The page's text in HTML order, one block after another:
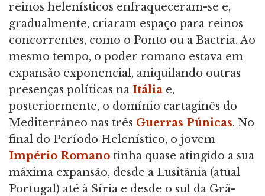
reinos helenísticos enfraqueceram-se e,
gradualmente, criaram espaço para reinos
concorrentes, como o Ponto ou a Bactria. Ao
mesmo tempo, o poder romano estava em
expansão exponencial, aniquilando outras
presenças políticas na Itália e,
posteriormente, o domínio cartaginês do
Mediterrâneo nas três Guerras Púnicas. No
final do Período Helenístico, o jovem
Império Romano tinha quase atingido a sua
máxima expansão, desde a Lusitânia (atual
Portugal) até à Síria e desde o sul da Grã-